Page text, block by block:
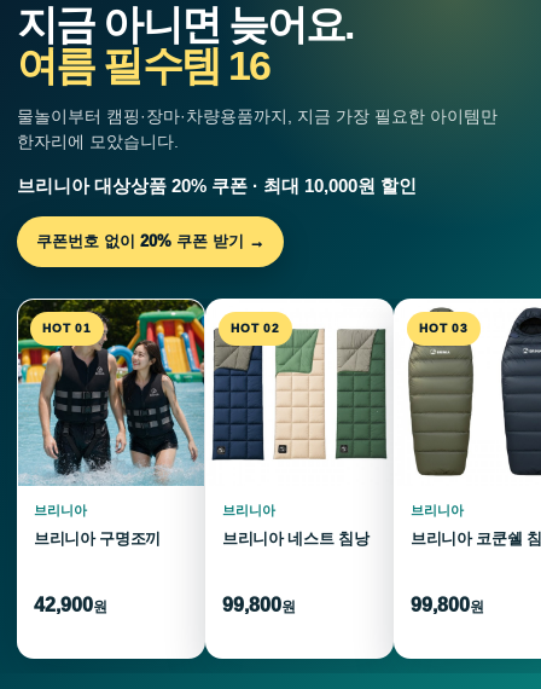
지금 아니면 늦어요.
여름 필수템 16
물놀이부터 캠핑·장마·차량용품까지, 지금 가장 필요한 아이템만
한자리에 모았습니다.
브리니아 대상상품 20% 쿠폰 · 최대 10,000원 할인
쿠폰번호 없이 20% 쿠폰 받기 →
HOT 01
브리니아
브리니아 구명조끼
42,900원
HOT 02
브리니아
브리니아 네스트 침낭
99,800원
HOT 03
브리니아
브리니아 코쿤쉘
99,800원